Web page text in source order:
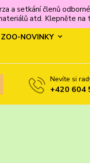
a setkání členů
atd. Klepněte
ZOO-NOVINKY
Nevíte si
+420 604